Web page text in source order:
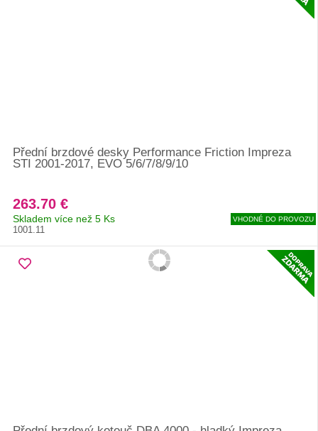
Přední brzdové desky Performance Friction Impreza
STI 2001-2017, EVO 5/6/7/8/9/10
263.70 €
Skladem více než 5 Ks
1001.11
VHODNÉ DO PROVOZU